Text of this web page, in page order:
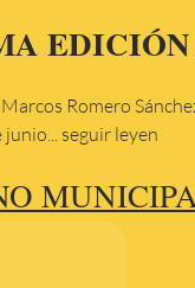
Romero
seguir leyen